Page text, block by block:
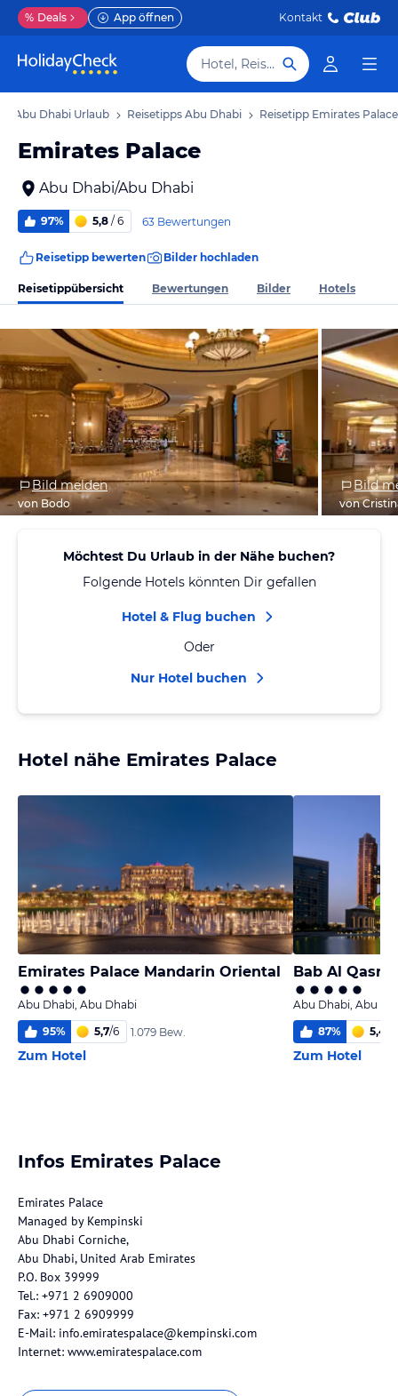
% Deals App öffnen Kontakt
Hotel, Reiseziel
Abu Dhabi Urlaub Reisetipps Abu Dhabi Reisetipp Emirates Palace
Emirates Palace
Abu Dhabi/Abu Dhabi
97% 5,8 / 6 63 Bewertungen
Reisetipp bewerten Bilder hochladen
Reisetippübersicht Bewertungen Bilder Hotels
Bild melden
von Bodo
Bild
von
Möchtest Du Urlaub in der Nähe buchen?
Folgende Hotels könnten Dir gefallen
Hotel & Flug buchen
Oder
Nur Hotel buchen
Hotel nähe Emirates Palace
Emirates Palace Mandarin Oriental
Abu Dhabi, Abu Dhabi
95% 5,7/6 1.079 Bew.
Zum Hotel
Bab Al Qasr
Abu Dhabi, Abu
87% 5,4
Zum Hotel
Infos Emirates Palace
Emirates Palace
Managed by Kempinski
Abu Dhabi Corniche,
Abu Dhabi, United Arab Emirates
P.O. Box 39999
Tel.: +971 2 6909000
Fax: +971 2 6909999
E-Mail: info.emiratespalace@kempinski.com
Internet: www.emiratespalace.com